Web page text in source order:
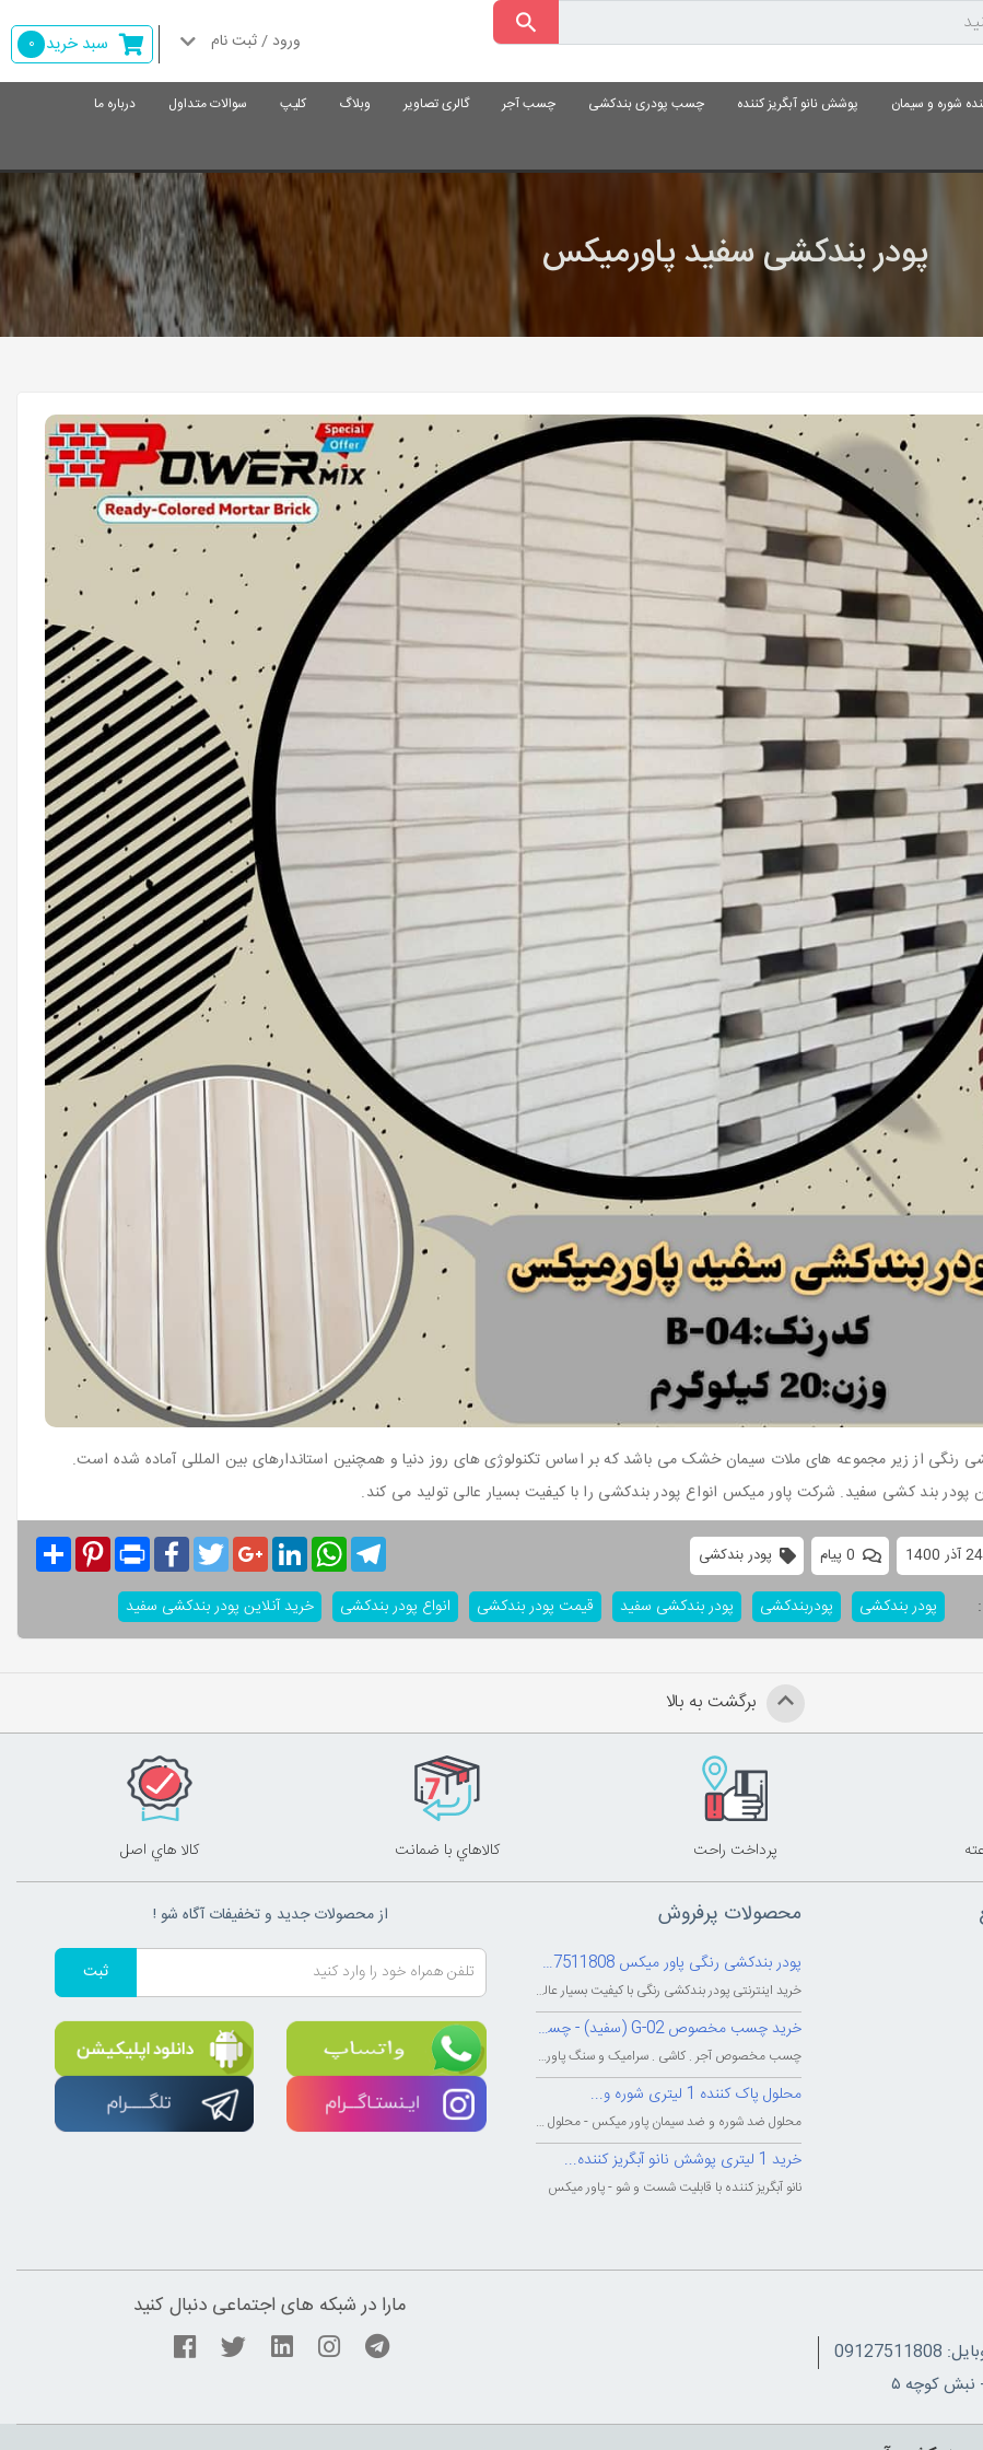
سبد خرید 0 ورود / ثبت نام
شوره و سیمان پوشش نانو آبگریز کننده چسب پودری بندکشی چسب آجر گالری تصاویر وبلاگ کلیپ سوالات متداول
درباره ما
پودر بندکشی سفید پاورمیکس
رنگی از زیر مجموعه های ملات سیمان خشک می باشد که بر اساس تکنولوژی های روز دنیا و همچنین استاندارهای بین المللی آماده شده است.
پودر بند کشی سفید. شرکت پاور میکس انواع پودر بندکشی را با کیفیت بسیار عالی تولید می کند.
SharePinterest Print
FacebookTwitterGoogle+LinkedInWhatsAppTelegram 0 پیام پودر بندکشی
پودر بندکشی پودربندکشی پودر بندکشی سفید قیمت پودر بندکشی انواع پودر بندکشی خرید آنلاین پودر بندکشی سفید
برگشت به بالا
پرداخت راحت کالاهاي با ضمانت کالا هاي اصل
محصولات پرفروش
پودر بندکشی رنگی پاور میکس 09127511808
خرید اینترنتی پودر بندکشی رنگی با کیفیت بسیار عالی - شرکت بزرگ پاور میکس...
خرید چسب مخصوص G-02 (سفید) - چسب...
چسب مخصوص آجر . کاشی . سرامیک و سنگ پاور میکس - چسب پودری پاورمیکس - چسب...
محلول پاک کننده 1 لیتری شوره و...
محلول ضد شوره و ضد سیمان پاور میکس - محلول پاک کننده و شوینده شوره و سیمان...
خرید 1 لیتری پوشش نانو آبگریز کننده...
نانو آبگریز کننده با قابلیت شست و شو - پاور میکس
از محصولات جدید و تخفیفات آگاه شو !
ثبت
مارا در شبکه های اجتماعی دنبال کنید